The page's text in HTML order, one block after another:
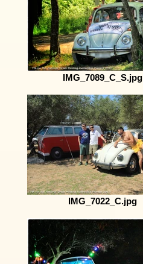
IMG_7089_C_S.jpg
IMG_7022_C.jpg